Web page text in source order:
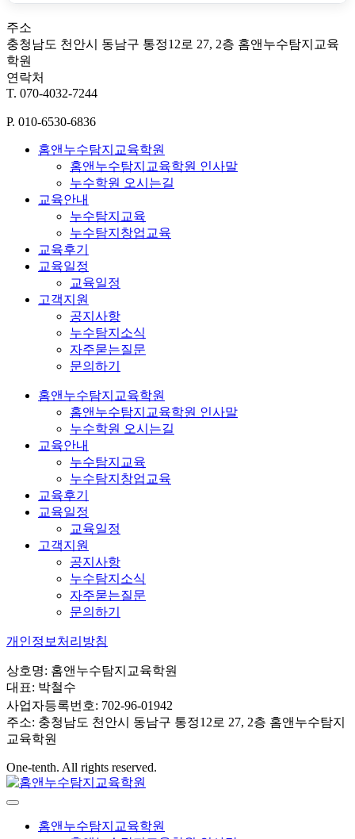
주소
충청남도 천안시 동남구 통정12로 27, 2층 홈앤누수탐지교육
학원
연락처
T. 070-4032-7244
P. 010-6530-6836
홈앤누수탐지교육학원
홈앤누수탐지교육학원 인사말
누수학원 오시는길
교육안내
누수탐지교육
누수탐지창업교육
교육후기
교육일정
교육일정
고객지원
공지사항
누수탐지소식
자주묻는질문
문의하기
홈앤누수탐지교육학원
홈앤누수탐지교육학원 인사말
누수학원 오시는길
교육안내
누수탐지교육
누수탐지창업교육
교육후기
교육일정
교육일정
고객지원
공지사항
누수탐지소식
자주묻는질문
문의하기
개인정보처리방침
상호명: 홈앤누수탐지교육학원
대표: 박철수
사업자등록번호: 702-96-01942
주소: 충청남도 천안시 동남구 통정12로 27, 2층 홈앤누수탐지
교육학원
One-tenth. All rights reserved.
홈앤누수탐지교육학원